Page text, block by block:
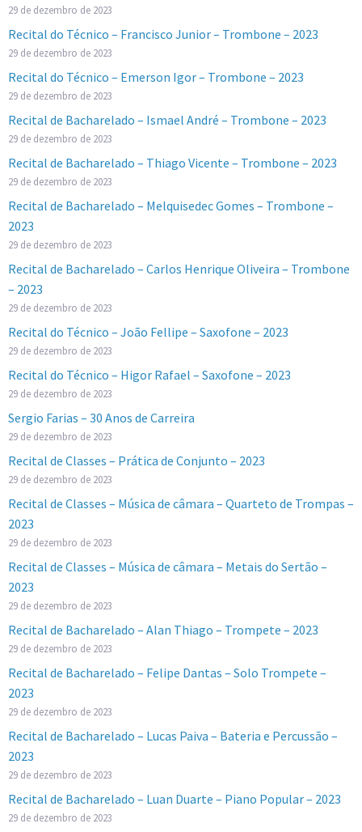
29 de dezembro de 2023
Recital do Técnico – Francisco Junior – Trombone – 2023
29 de dezembro de 2023
Recital do Técnico – Emerson Igor – Trombone – 2023
29 de dezembro de 2023
Recital de Bacharelado – Ismael André – Trombone – 2023
29 de dezembro de 2023
Recital de Bacharelado – Thiago Vicente – Trombone – 2023
29 de dezembro de 2023
Recital de Bacharelado – Melquisedec Gomes – Trombone –
2023
29 de dezembro de 2023
Recital de Bacharelado – Carlos Henrique Oliveira – Trombone
– 2023
29 de dezembro de 2023
Recital do Técnico – João Fellipe – Saxofone – 2023
29 de dezembro de 2023
Recital do Técnico – Higor Rafael – Saxofone – 2023
29 de dezembro de 2023
Sergio Farias – 30 Anos de Carreira
29 de dezembro de 2023
Recital de Classes – Prática de Conjunto – 2023
29 de dezembro de 2023
Recital de Classes – Música de câmara – Quarteto de Trompas –
2023
29 de dezembro de 2023
Recital de Classes – Música de câmara – Metais do Sertão –
2023
29 de dezembro de 2023
Recital de Bacharelado – Alan Thiago – Trompete – 2023
29 de dezembro de 2023
Recital de Bacharelado – Felipe Dantas – Solo Trompete –
2023
29 de dezembro de 2023
Recital de Bacharelado – Lucas Paiva – Bateria e Percussão –
2023
29 de dezembro de 2023
Recital de Bacharelado – Luan Duarte – Piano Popular – 2023
29 de dezembro de 2023